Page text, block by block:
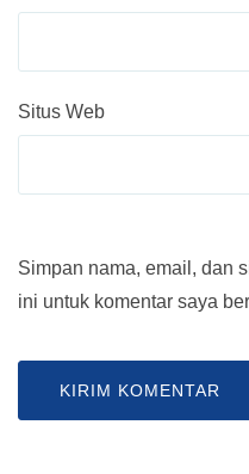
Situs Web
Simpan nama, email, dan
ini untuk komentar saya